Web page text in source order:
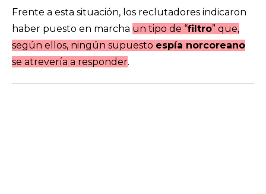
Frente a esta situación, los reclutadores indicaron
haber puesto en marcha un tipo de “filtro” que,
según ellos, ningún supuesto espía norcoreano
se atrevería a responder.